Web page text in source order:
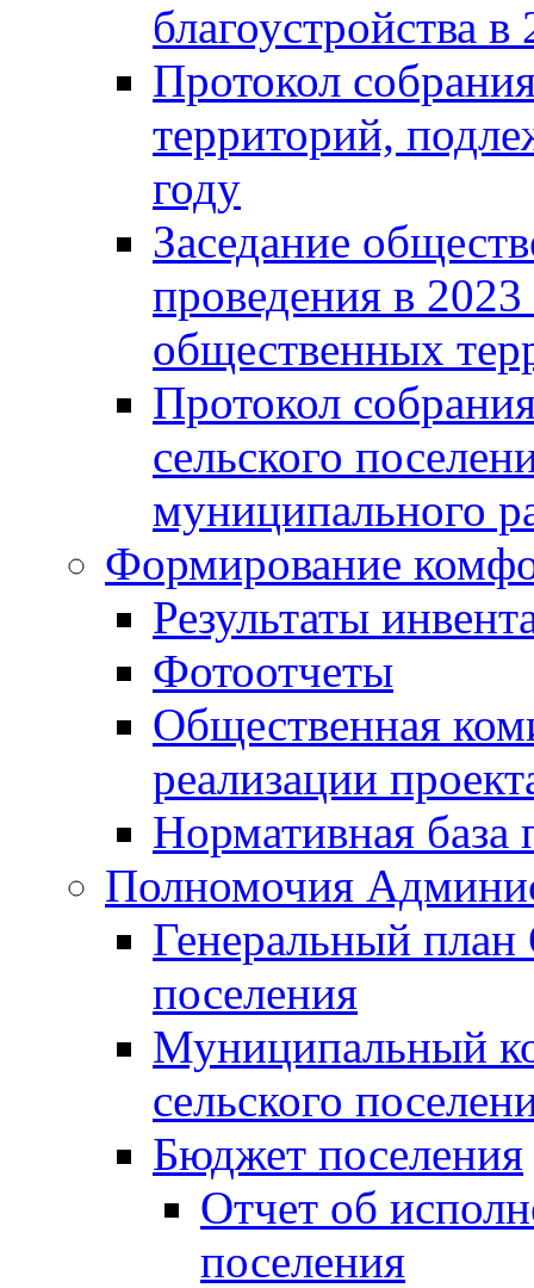
благоустройства в
Протокол
территорий,
году
Заседание
проведения в
общественных
Протокол
сельского
муниципального
Формирование
Результаты
Фотоотчеты
Общественная
реализации
Нормативная база
Полномочия
Генеральный план
поселения
Муниципальный
сельского
Бюджет поселения
Отчет об
поселения